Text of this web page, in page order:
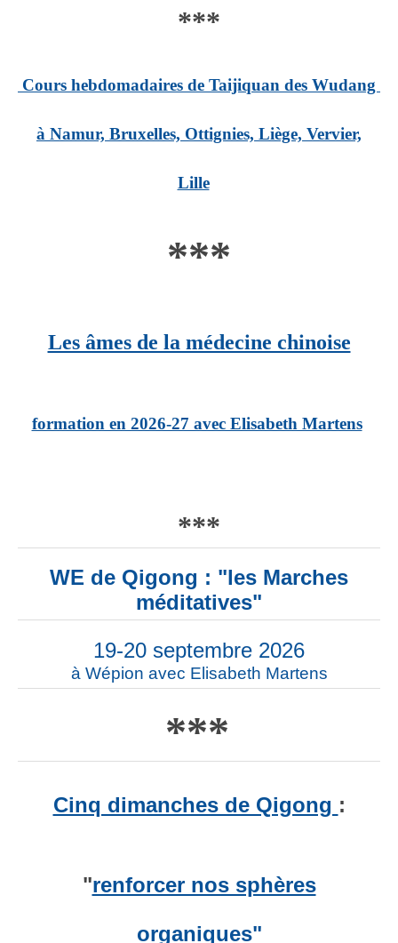
***
Cours hebdomadaires de Taijiquan des Wudang
à Namur, Bruxelles, Ottignies, Liège, Vervier,
Lille
***
Les âmes de la médecine chinoise
formation en 2026-27 avec Elisabeth Martens
***
WE de Qigong : "les Marches
méditatives"
19-20 septembre 2026
à Wépion avec Elisabeth Martens
***
Cinq dimanches de Qigong :
"renforcer nos sphères
organiques"